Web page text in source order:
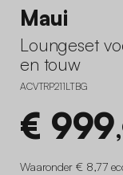
Maui
Loungeset
en touw
ACVTRP211LTBG
€ 999
Waaronder € 8,77